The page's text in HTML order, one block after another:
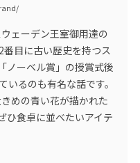
ェーデン王室御用達の
目に古い歴史を持つス
ノーベル賞」の授賞式後
るのも有名な話です。
めの青い花が描かれた
ひ食卓に並べたいアイテ